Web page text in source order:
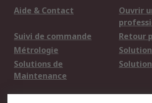
Aide & Contact
Ouvrir
Suivi de commande
Retour
Métrologie
Solutions de
Maintenance